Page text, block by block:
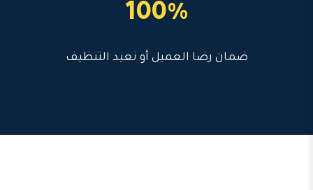
100%
ضمان رضا العميل أو نعيد التنظيف